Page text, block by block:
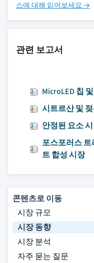
스에 대해 읽어보세요 →
관련 보고서
MicroLED 칩
시트르산 및
안정된 요소
포스포러스 트
트 합성 시장
콘텐츠로 이동
시장 규모
시장 동향
시장 분석
자주 묻는 질문